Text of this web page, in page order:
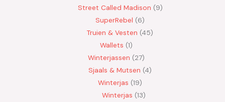
Street Called Madison 9
SuperRebel
6
Truien & Vesten 45
Wallets 1
Winterjassen
27
Sjaals & Mutsen 4
Winterjas 19
Winterjas 13